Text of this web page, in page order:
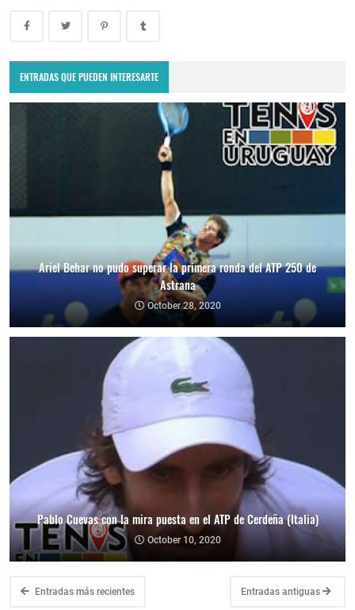
ENTRADAS QUE PUEDEN INTERESARTE
Ariel Behar no pudo superar la primera ronda del ATP 250 de
Astrana
October 28, 2020
Pablo Cuevas con la mira puesta en el ATP de Cerdeña (Italia)
October 10, 2020
Entradas más recientes Entradas antiguas